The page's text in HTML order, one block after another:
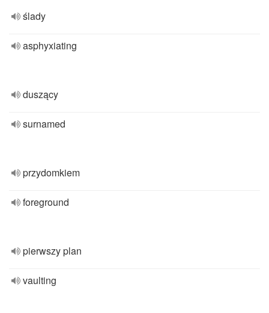
ślady
asphyxiating
duszący
surnamed
przydomkiem
foreground
pierwszy plan
vaulting